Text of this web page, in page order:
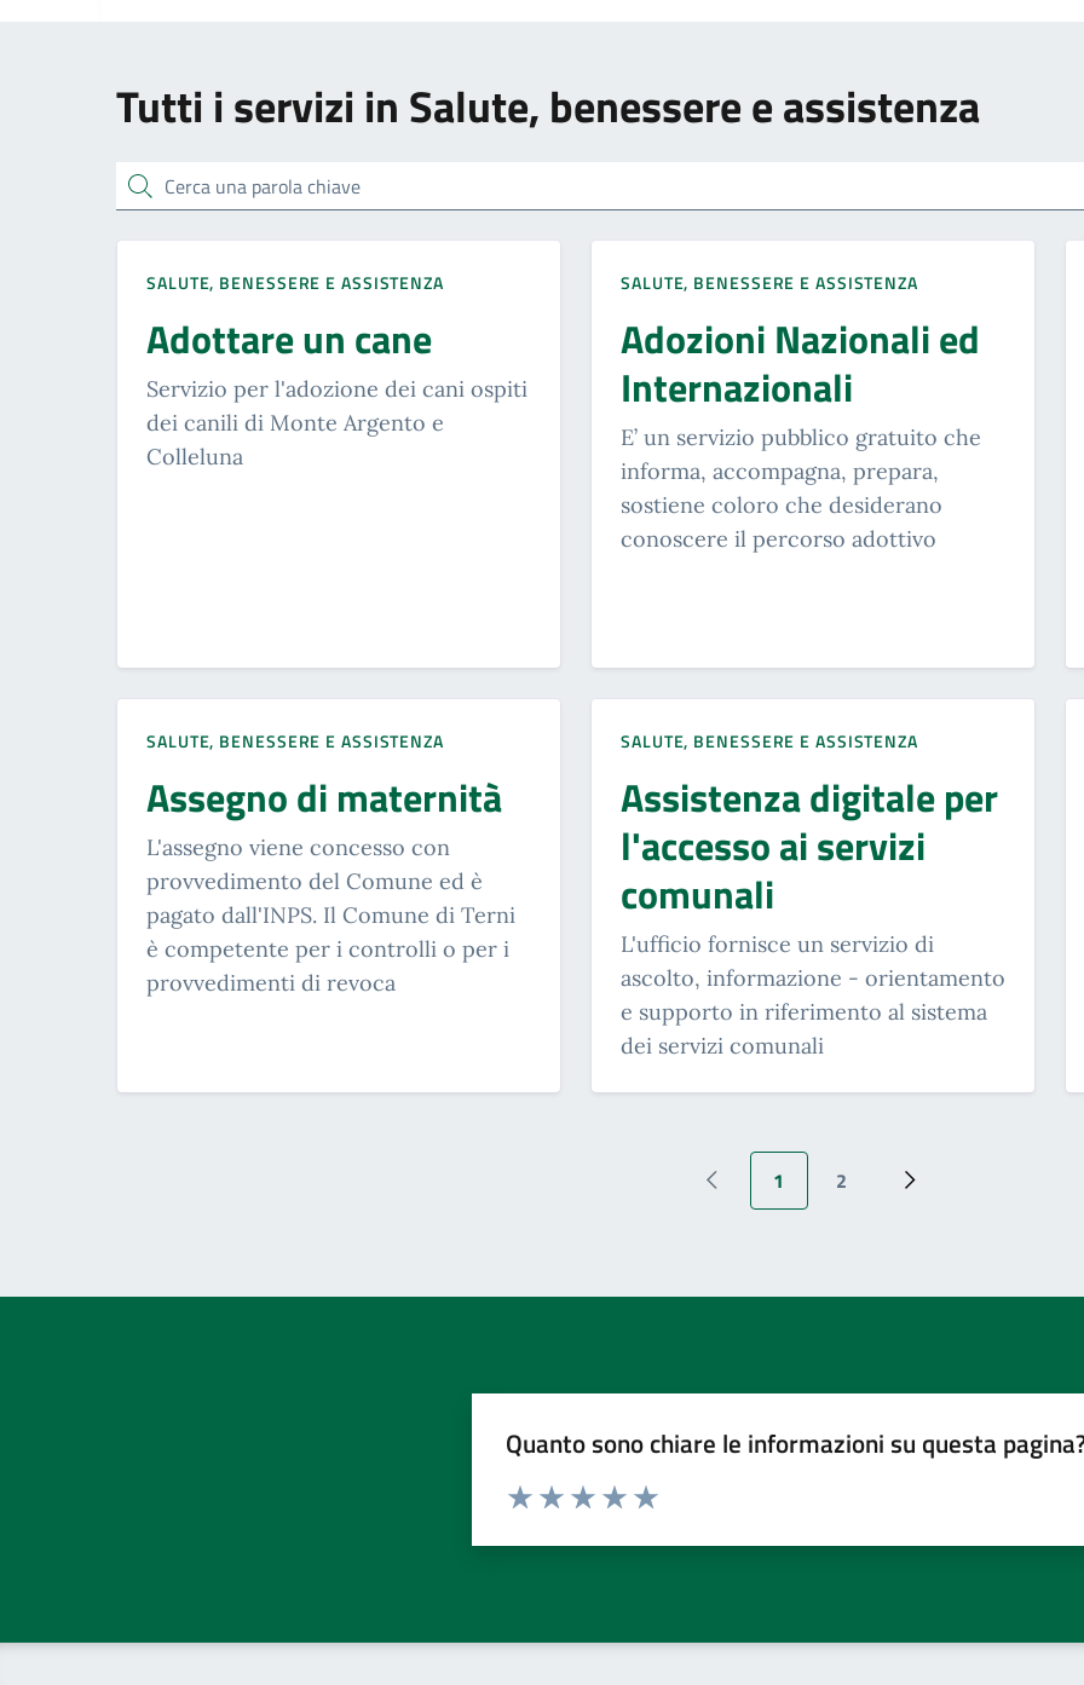
Tutti i servizi in Salute, benessere e assistenza
Cerca una parola chiave
SALUTE, BENESSERE E ASSISTENZA
Adottare un cane
Servizio per l'adozione dei cani ospiti
dei canili di Monte Argento e
Colleluna
SALUTE, BENESSERE E ASSISTENZA
Adozioni Nazionali ed
Internazionali
E’ un servizio pubblico gratuito che
informa, accompagna, prepara,
sostiene coloro che desiderano
conoscere il percorso adottivo
SALUTE, BENESSERE E ASSISTENZA
Assegno di maternità
L'assegno viene concesso con
provvedimento del Comune ed è
pagato dall'INPS. Il Comune di Terni
è competente per i controlli o per i
provvedimenti di revoca
SALUTE, BENESSERE E ASSISTENZA
Assistenza digitale per
l'accesso ai servizi
comunali
L'ufficio fornisce un servizio di
ascolto, informazione - orientamento
e supporto in riferimento al sistema
dei servizi comunali
Pagina precedente
Pagina attuale
1
Pagina
2
Pagina successiva
Quanto sono chiare le informazioni su questa
Valuta da 1 a 5 stelle la pagina